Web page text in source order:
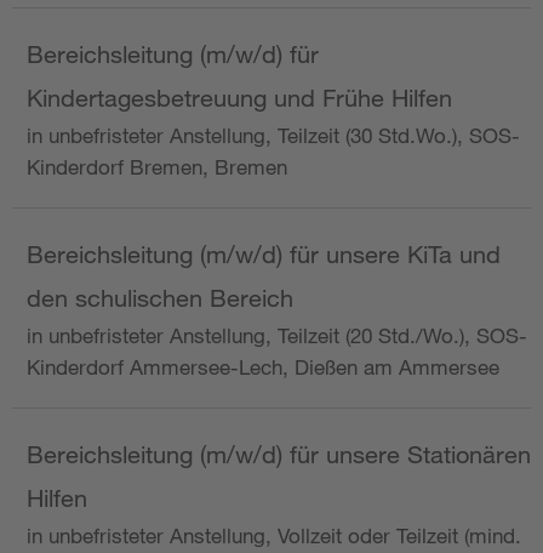
Bereichsleitung (m/w/d) für
Kindertagesbetreuung und Frühe Hilfen
in unbefristeter Anstellung, Teilzeit (30 Std.Wo.), SOS-
Kinderdorf Bremen, Bremen
Bereichsleitung (m/w/d) für unsere KiTa und
den schulischen Bereich
in unbefristeter Anstellung, Teilzeit (20 Std./Wo.), SOS-
Kinderdorf Ammersee-Lech, Dießen am Ammersee
Bereichsleitung (m/w/d) für unsere Stationären
Hilfen
in unbefristeter Anstellung, Vollzeit oder Teilzeit (mind.